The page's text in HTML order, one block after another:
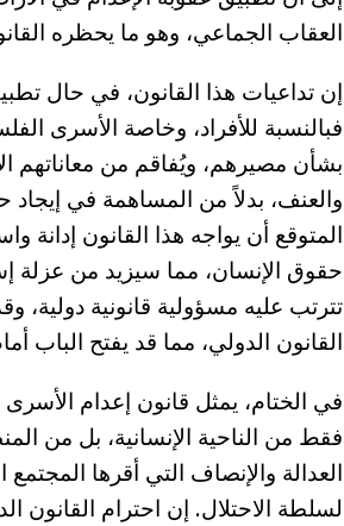
العقاب الجماعي، وهو ما يحظره
إن تداعيات هذا القانون، في حال
فبالنسبة للأفراد، وخاصة الأسرى
بشأن مصيرهم، ويُفاقم من معاناتهم
والعنف، بدلاً من المساهمة في
المتوقع أن يواجه هذا القانون إدانة
حقوق الإنسان، مما سيزيد من عزلة
تترتب عليه مسؤولية قانونية دولية،
القانون الدولي، مما قد يفتح الباب
في الختام، يمثل قانون إعدام
فقط من الناحية الإنسانية، بل من
العدالة والإنصاف التي أقرها
لسلطة الاحتلال. إن احترام القانون